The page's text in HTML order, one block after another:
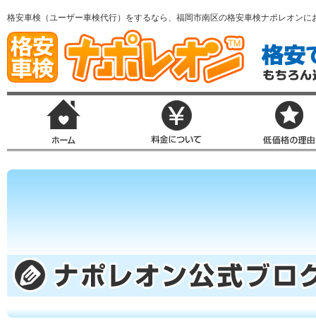
格安車検（ユーザー車検代行）をするなら、福岡市南区の格安車検ナポレオンに